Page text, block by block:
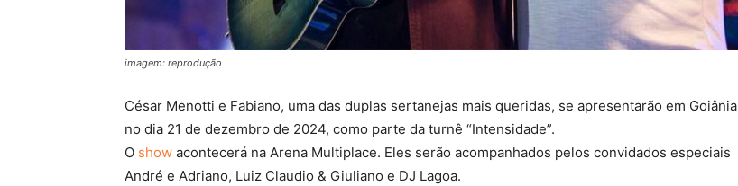
imagem: reprodução
César Menotti e Fabiano, uma das duplas sertanejas mais queridas, se apresentarão em Goiânia
no dia 21 de dezembro de 2024, como parte da turnê “Intensidade”.
O show acontecerá na Arena Multiplace. Eles serão acompanhados pelos convidados especiais
André e Adriano, Luiz Claudio & Giuliano e DJ Lagoa.